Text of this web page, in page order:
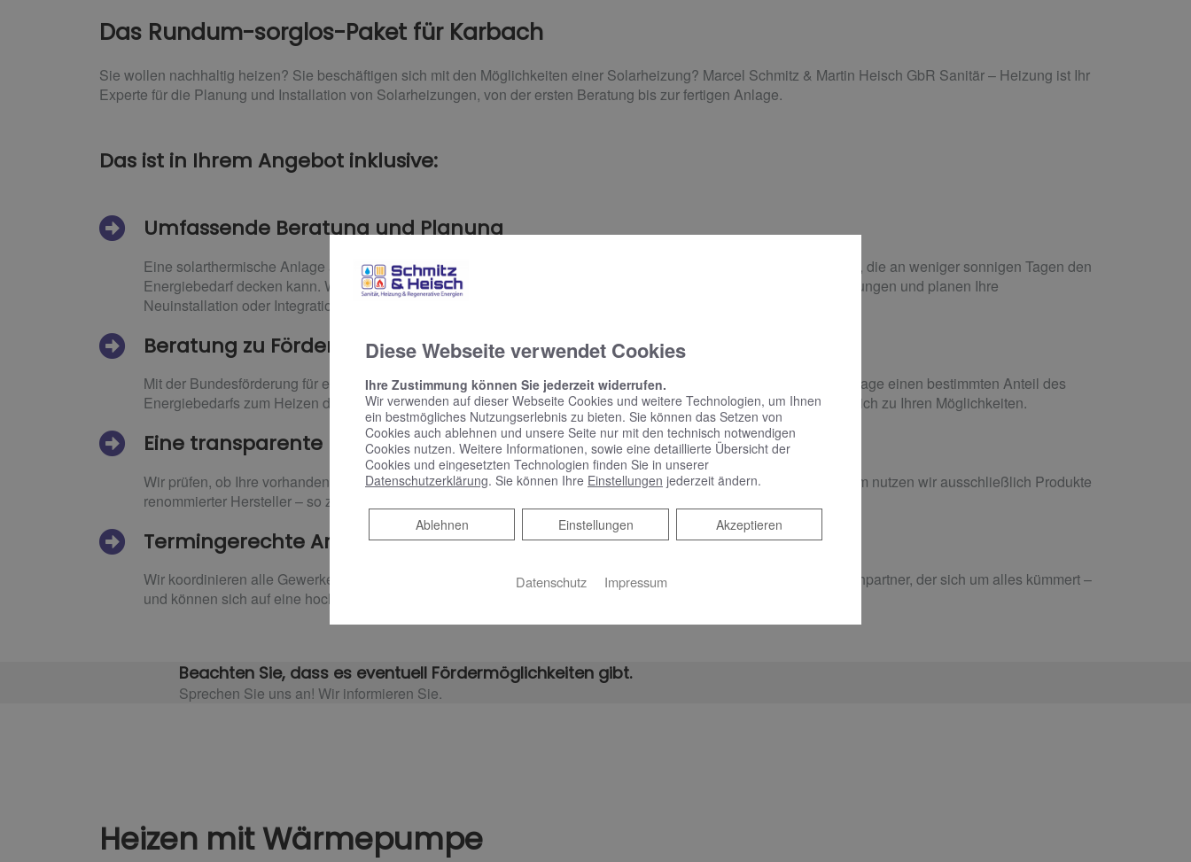
Das Rundum-sorglos-Paket für Karbach
Sie wollen nachhaltig heizen? Sie beschäftigen sich mit den Möglichkeiten einer Solarheizung? Marcel Schmitz & Martin Heisch GbR Sanitär – Heizung ist Ihr
Experte für die Planung und Installation von Solarheizungen, von der ersten Beratung bis zur fertigen Anlage.
Das ist in Ihrem Angebot inklusive:
Umfassende Beratung und Planung
Eine solarthermische Anlage allein reicht nicht aus – sie sollte immer mit einer Heizungsanlage kombiniert werden, die an weniger sonnigen Tagen den
Energiebedarf decken kann. Wir beraten Sie zu Ihren Kombinationsmöglichkeiten mit Öl-, Gas- und Holzpelletheizungen und planen Ihre
Neuinstallation oder Integration in vorhandene Heizungsanlagen.
Beratung zu Fördermitteln der BEG
Mit der Bundesförderung für effiziente Gebäude (BEG) erhalten Sie eine Förderung, wenn Ihre solarthermische Anlage einen bestimmten Anteil des
Energiebedarfs zum Heizen deckt und mit einer konventionellen Heizung kombiniert wird. Wir beraten Sie ausführlich zu Ihren Möglichkeiten.
Eine transparente Kostenaufstellung
Wir prüfen, ob Ihre vorhandene Heizungsanlage mit einer solarthermischen Anlage kombiniert werden kann. Zudem nutzen wir ausschließlich Produkte
renommierter Hersteller – so zahlen Sie nur die Arbeiten, die nötig sind, und profitieren von langlebiger Qualität.
Termingerechte Arbeit und zuverlässige Installation
Wir koordinieren alle Gewerke und arbeiten, wenn möglich, mit Partnerunternehmen. So haben Sie einen Ansprechpartner, der sich um alles kümmert –
und können sich auf eine hochwertige und termingerechte Ausführung aller Arbeiten verlassen.
Beachten Sie, dass es eventuell Fördermöglichkeiten gibt.
Sprechen Sie uns an! Wir informieren Sie.
Heizen mit Wärmepumpe
Diese Webseite verwendet Cookies
Ihre Zustimmung können Sie jederzeit widerrufen.
Wir verwenden auf dieser Webseite Cookies und weitere Technologien, um Ihnen
ein bestmögliches Nutzungserlebnis zu bieten. Sie können das Setzen von
Cookies auch ablehnen und unsere Seite nur mit den technisch notwendigen
Cookies nutzen. Weitere Informationen, sowie eine detaillierte Übersicht der
Cookies und eingesetzten Technologien finden Sie in unserer
Datenschutzerklärung. Sie können Ihre Einstellungen jederzeit ändern.
Akzeptieren
Einstellungen
Ablehnen
Ablehnen
Datenschutz Impressum